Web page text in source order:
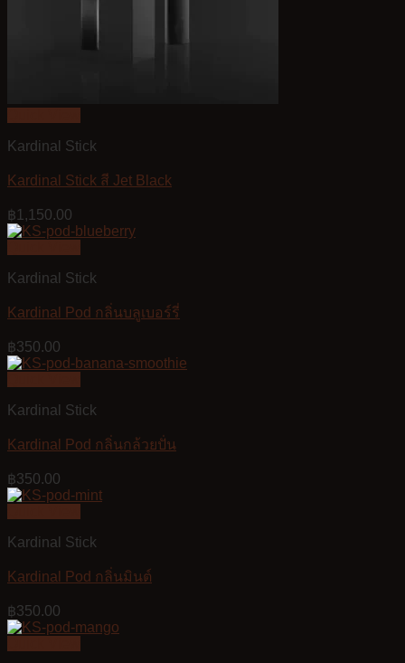
Kardinal Stick
Kardinal Stick สี Jet Black
฿1,150.00
Kardinal Stick
Kardinal Pod กลิ่นบลูเบอร์รี่
฿350.00
Kardinal Stick
Kardinal Pod กลิ่นกล้วยปั่น
฿350.00
Kardinal Stick
Kardinal Pod กลิ่นมินต์
฿350.00